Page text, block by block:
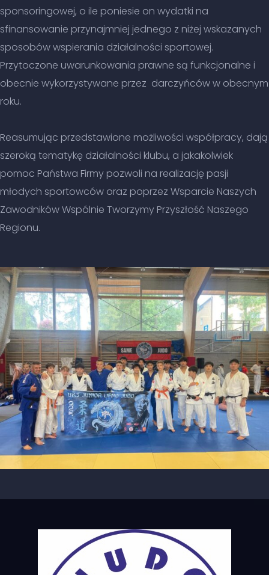
sponsoringowej, o ile poniesie on wydatki na
sfinansowanie przynajmniej jednego z niżej wskazanych
sposobów wspierania działalności sportowej.
Przytoczone uwarunkowania prawne są funkcjonalne i
obecnie wykorzystywane przez darczyńców w obecnym
roku.
Reasumując przedstawione możliwości współpracy, dają
szeroką tematykę działalności klubu, a jakakolwiek
pomoc Państwa Firmy pozwoli na realizację pasji
młodych sportowców oraz poprzez Wsparcie Naszych
Zawodników Wspólnie Tworzymy Przyszłość Naszego
Regionu.